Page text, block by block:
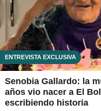
ENTREVISTA EXCLUSIVA
Senobia Gallardo: la
años vio nacer a El
escribiendo historia